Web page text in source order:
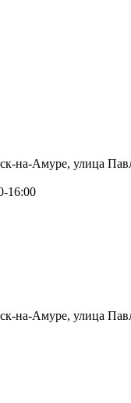
на-Амуре, улица
16:00
на-Амуре, улица